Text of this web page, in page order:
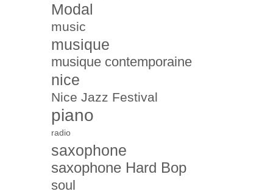
Modal
music
musique
musique contemporaine
nice
Nice Jazz Festival
piano
radio
saxophone
saxophone Hard Bop
soul